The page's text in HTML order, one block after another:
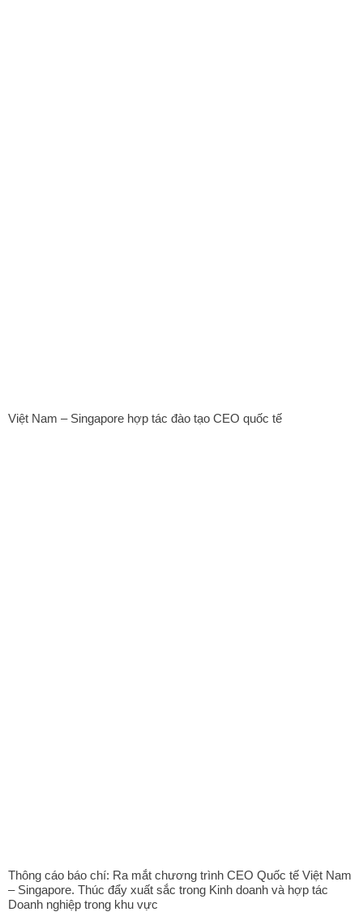
Việt Nam – Singapore hợp tác đào tạo CEO quốc tế
Thông cáo báo chí: Ra mắt chương trình CEO Quốc tế Việt Nam
– Singapore. Thúc đẩy xuất sắc trong Kinh doanh và hợp tác
Doanh nghiệp trong khu vực